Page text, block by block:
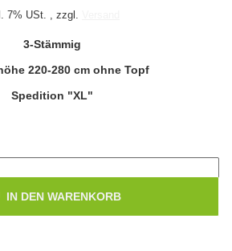
7% USt. , zzgl.
3-Stämmig
220-280 cm ohne Topf
Spedition "XL"
IN DEN WARENKORB